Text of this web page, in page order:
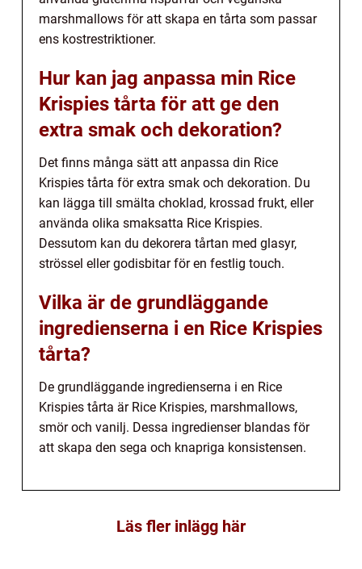
marshmallows för att skapa en tårta som passar
ens kostrestriktioner.
Hur kan jag anpassa min Rice
Krispies tårta för att ge den
extra smak och dekoration?
Det finns många sätt att anpassa din Rice
Krispies tårta för extra smak och dekoration. Du
kan lägga till smälta choklad, krossad frukt, eller
använda olika smaksatta Rice Krispies.
Dessutom kan du dekorera tårtan med glasyr,
strössel eller godisbitar för en festlig touch.
Vilka är de grundläggande
ingredienserna i en Rice Krispies
tårta?
De grundläggande ingredienserna i en Rice
Krispies tårta är Rice Krispies, marshmallows,
smör och vanilj. Dessa ingredienser blandas för
att skapa den sega och knapriga konsistensen.
Läs fler inlägg här